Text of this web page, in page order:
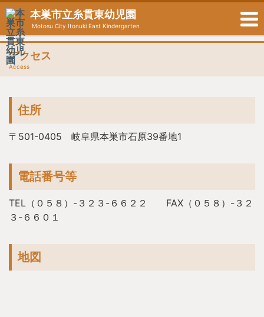
本巣市立糸貫東幼児園
Motosu City Itonuki East Kindergarten
アクセス
Access
住所
〒501-0405 岐阜県本巣市石原39番地1
電話番号等
TEL（０５８）-３２３-６６２２ FAX（０５８）-３２
３-６６０１
地図